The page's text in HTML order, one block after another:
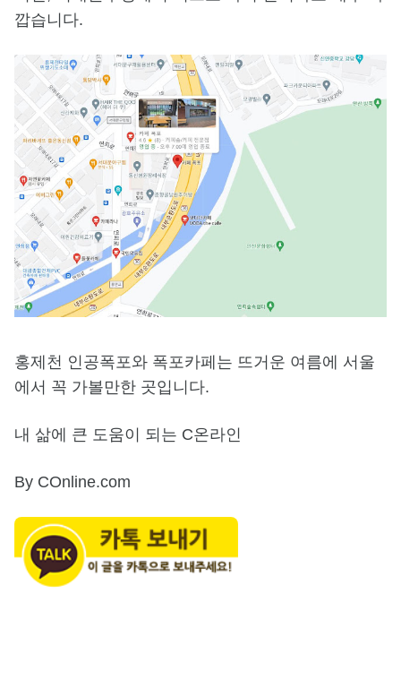
깝습니다.
홍제천 인공폭포와 폭포카페는 뜨거운 여름에 서울
에서 꼭 가볼만한 곳입니다.
내 삶에 큰 도움이 되는 C온라인
By COnline.com